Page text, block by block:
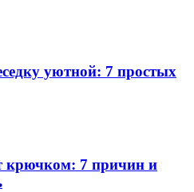
уютной: 7 простых
крючком: 7 причин и